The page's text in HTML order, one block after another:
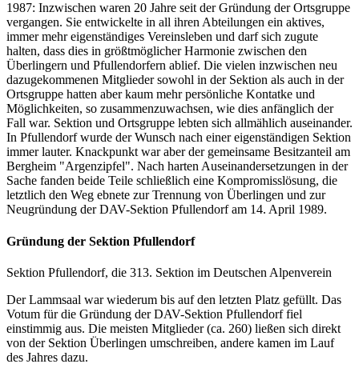
1987: Inzwischen waren 20 Jahre seit der Gründung der Ortsgruppe
vergangen. Sie entwickelte in all ihren Abteilungen ein aktives,
immer mehr eigenständiges Vereinsleben und darf sich zugute
halten, dass dies in größtmöglicher Harmonie zwischen den
Überlingern und Pfullendorfern ablief. Die vielen inzwischen neu
dazugekommenen Mitglieder sowohl in der Sektion als auch in der
Ortsgruppe hatten aber kaum mehr persönliche Kontatke und
Möglichkeiten, so zusammenzuwachsen, wie dies anfänglich der
Fall war. Sektion und Ortsgruppe lebten sich allmählich auseinander.
In Pfullendorf wurde der Wunsch nach einer eigenständigen Sektion
immer lauter. Knackpunkt war aber der gemeinsame Besitzanteil am
Bergheim "Argenzipfel". Nach harten Auseinandersetzungen in der
Sache fanden beide Teile schließlich eine Kompromisslösung, die
letztlich den Weg ebnete zur Trennung von Überlingen und zur
Neugründung der DAV-Sektion Pfullendorf am 14. April 1989.
Gründung der Sektion Pfullendorf
Sektion Pfullendorf, die 313. Sektion im Deutschen Alpenverein
Der Lammsaal war wiederum bis auf den letzten Platz gefüllt. Das
Votum für die Gründung der DAV-Sektion Pfullendorf fiel
einstimmig aus. Die meisten Mitglieder (ca. 260) ließen sich direkt
von der Sektion Überlingen umschreiben, andere kamen im Lauf
des Jahres dazu.